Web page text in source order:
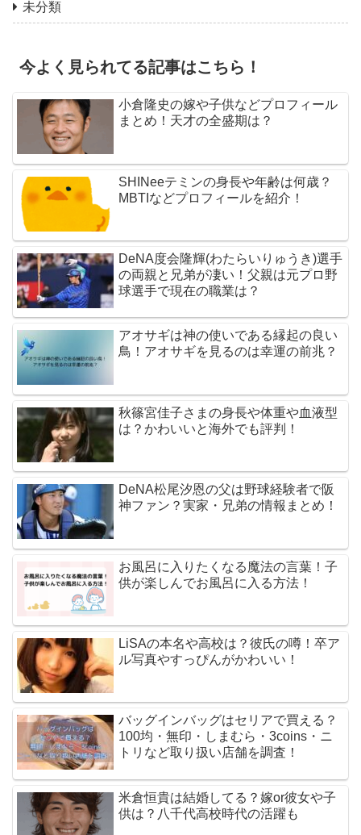
未分類
今よく見られてる記事はこちら！
小倉隆史の嫁や子供などプロフィール
まとめ！天才の全盛期は？
SHINeeテミンの身長や年齢は何歳？
MBTIなどプロフィールを紹介！
DeNA度会隆輝(わたらいりゅうき)選手
の両親と兄弟が凄い！父親は元プロ野
球選手で現在の職業は？
アオサギは神の使いである縁起の良い
鳥！アオサギを見るのは幸運の前兆？
秋篠宮佳子さまの身長や体重や血液型
は？かわいいと海外でも評判！
DeNA松尾汐恩の父は野球経験者で阪
神ファン？実家・兄弟の情報まとめ！
お風呂に入りたくなる魔法の言葉！子
供が楽しんでお風呂に入る方法！
LiSAの本名や高校は？彼氏の噂！卒ア
ル写真やすっぴんがかわいい！
バッグインバッグはセリアで買える？
100均・無印・しまむら・3coins・ニ
トリなど取り扱い店舗を調査！
米倉恒貴は結婚してる？嫁or彼女や子
供は？八千代高校時代の活躍も